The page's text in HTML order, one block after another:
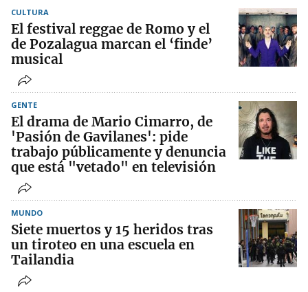
CULTURA
El festival reggae de Romo y el
de Pozalagua marcan el ‘finde’
musical
GENTE
El drama de Mario Cimarro, de
'Pasión de Gavilanes': pide
trabajo públicamente y denuncia
que está "vetado" en televisión
MUNDO
Siete muertos y 15 heridos tras
un tiroteo en una escuela en
Tailandia